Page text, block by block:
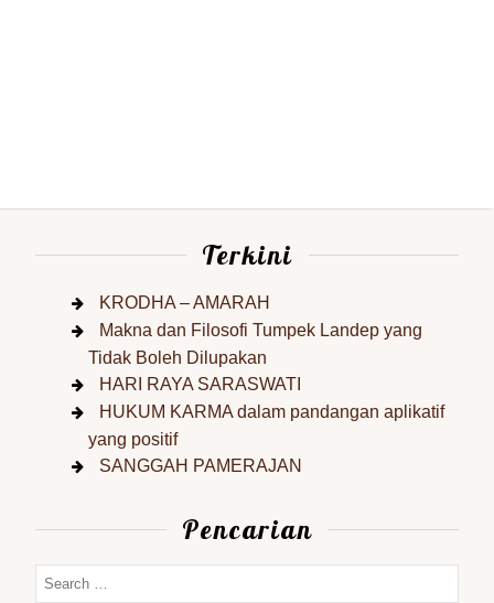
Terkini
KRODHA – AMARAH
Makna dan Filosofi Tumpek Landep yang
Tidak Boleh Dilupakan
HARI RAYA SARASWATI
HUKUM KARMA dalam pandangan aplikatif
yang positif
SANGGAH PAMERAJAN
Pencarian